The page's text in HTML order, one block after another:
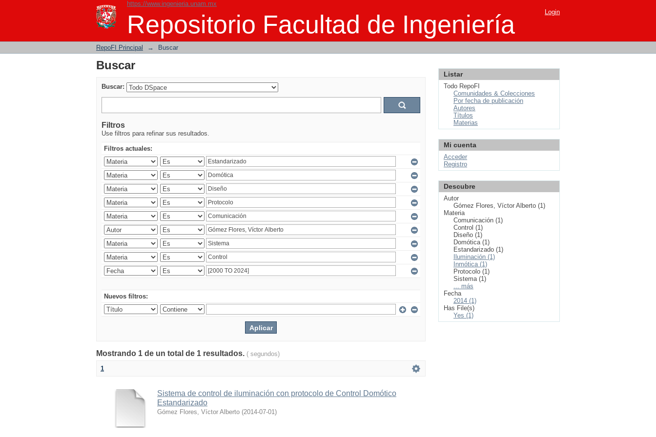
https://www.ingenieria.unam.mx
Repositorio Facultad de Ingeniería
Buscar Login
RepoFI Principal → Buscar
Buscar
Buscar:
Filtros
Use filtros para refinar sus resultados.
Filtros actuales:
Nuevos filtros:
Mostrando 1 de un total de 1 resultados. ( segundos)
1
Sistema de control de iluminación con protocolo de Control Domótico
Estandarizado
Gómez Flores, Víctor Alberto (2014-07-01)
Listar
Todo RepoFI
Comunidades & Colecciones
Por fecha de publicación
Autores
Títulos
Materias
Mi cuenta
Acceder
Registro
Descubre
Autor
Gómez Flores, Víctor Alberto (1)
Materia
Comunicación (1)
Control (1)
Diseño (1)
Domótica (1)
Estandarizado (1)
Iluminación (1)
Inmótica (1)
Protocolo (1)
Sistema (1)
... más
Fecha
2014 (1)
Has File(s)
Yes (1)